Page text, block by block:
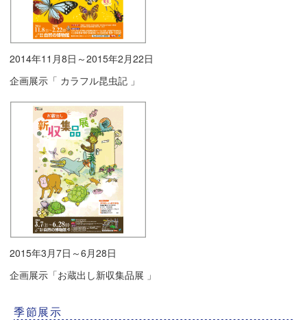
2014年11月8日～2015年2月22日
企画展示「 カラフル昆虫記 」
2015年3月7日～6月28日
企画展示「お蔵出し新収集品展 」
季節展示